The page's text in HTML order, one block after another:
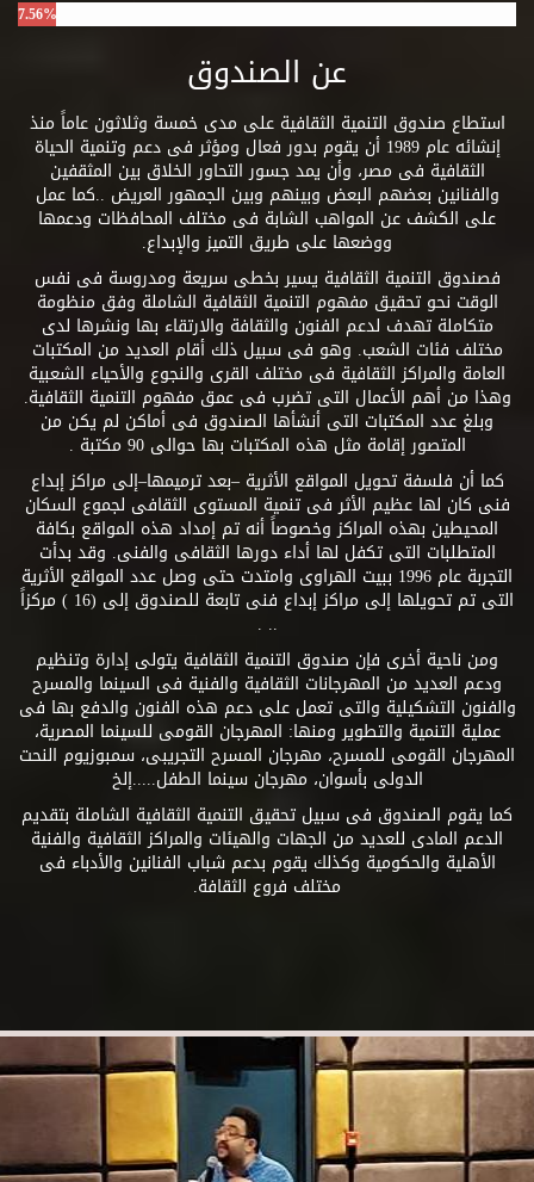
7.56%
عن الصندوق
استطاع صندوق التنمية الثقافية على مدى خمسة وثلاثون عاماً منذ
إنشائه عام 1989 أن يقوم بدور فعال ومؤثر فى دعم وتنمية الحياة
الثقافية فى مصر، وأن يمد جسور التحاور الخلاق بين المثقفين
والفنانين بعضهم البعض وبينهم وبين الجمهور العريض ..كما عمل
على الكشف عن المواهب الشابة فى مختلف المحافظات ودعمها
ووضعها على طريق التميز والإبداع.
فصندوق التنمية الثقافية يسير بخطى سريعة ومدروسة فى نفس
الوقت نحو تحقيق مفهوم التنمية الثقافية الشاملة وفق منظومة
متكاملة تهدف لدعم الفنون والثقافة والارتقاء بها ونشرها لدى
مختلف فئات الشعب. وهو فى سبيل ذلك أقام العديد من المكتبات
العامة والمراكز الثقافية فى مختلف القرى والنجوع والأحياء الشعبية
وهذا من أهم الأعمال التى تضرب فى عمق مفهوم التنمية الثقافية.
وبلغ عدد المكتبات التى أنشأها الصندوق فى أماكن لم يكن من
المتصور إقامة مثل هذه المكتبات بها حوالى 90 مكتبة .
كما أن فلسفة تحويل المواقع الأثرية –بعد ترميمها–إلى مراكز إبداع
فنى كان لها عظيم الأثر فى تنمية المستوى الثقافى لجموع السكان
المحيطين بهذه المراكز وخصوصاً أنه تم إمداد هذه المواقع بكافة
المتطلبات التى تكفل لها أداء دورها الثقافى والفنى. وقد بدأت
التجربة عام 1996 ببيت الهراوى وامتدت حتى وصل عدد المواقع الأثرية
التى تم تحويلها إلى مراكز إبداع فنى تابعة للصندوق إلى (16 ) مركزاً
.. .
ومن ناحية أخرى فإن صندوق التنمية الثقافية يتولى إدارة وتنظيم
ودعم العديد من المهرجانات الثقافية والفنية فى السينما والمسرح
والفنون التشكيلية والتى تعمل على دعم هذه الفنون والدفع بها فى
عملية التنمية والتطوير ومنها: المهرجان القومى للسينما المصرية،
المهرجان القومى للمسرح، مهرجان المسرح التجريبى، سمبوزيوم النحت
الدولى بأسوان، مهرجان سينما الطفل.....إلخ
كما يقوم الصندوق فى سبيل تحقيق التنمية الثقافية الشاملة بتقديم
الدعم المادى للعديد من الجهات والهيئات والمراكز الثقافية والفنية
الأهلية والحكومية وكذلك يقوم بدعم شباب الفنانين والأدباء فى
مختلف فروع الثقافة.